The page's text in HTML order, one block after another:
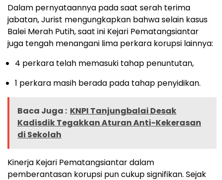
Dalam pernyataannya pada saat serah terima
jabatan, Jurist mengungkapkan bahwa selain kasus
Balei Merah Putih, saat ini Kejari Pematangsiantar
juga tengah menangani lima perkara korupsi lainnya:
4 perkara telah memasuki tahap penuntutan,
1 perkara masih berada pada tahap penyidikan.
Baca Juga : KNPI Tanjungbalai Desak
Kadisdik Tegakkan Aturan Anti-Kekerasan
di Sekolah
Kinerja Kejari Pematangsiantar dalam
pemberantasan korupsi pun cukup signifikan. Sejak